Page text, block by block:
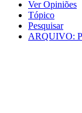
Ver Opiniões
Tópico
Pesquisar
ARQUIVO: